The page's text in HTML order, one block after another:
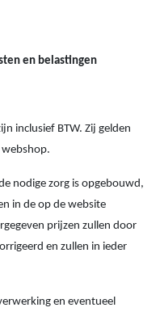
en belastingen
inclusief BTW. Zij gelden
webshop.
nodige zorg is opgebouwd,
in de op de website
prijzen zullen door
en zullen in ieder
en eventueel